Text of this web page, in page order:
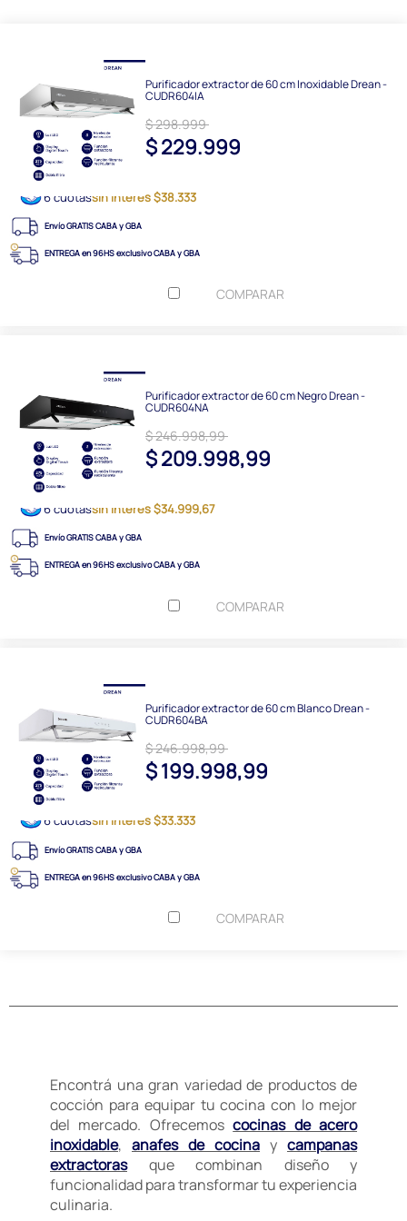
Purificador extractor de 60 cm Inoxidable Drean -
CUDR604IA
$ 298.999
$ 229.999
6 cuotassin interés $38.333
Envío GRATIS CABA y GBA
ENTREGA en 96HS exclusivo CABA y GBA
COMPARAR
Purificador extractor de 60 cm Negro Drean -
CUDR604NA
$ 246.998,99
$ 209.998,99
6 cuotassin interés $34.999,67
Envío GRATIS CABA y GBA
ENTREGA en 96HS exclusivo CABA y GBA
COMPARAR
Purificador extractor de 60 cm Blanco Drean -
CUDR604BA
$ 246.998,99
$ 199.998,99
6 cuotassin interés $33.333
Envío GRATIS CABA y GBA
ENTREGA en 96HS exclusivo CABA y GBA
COMPARAR
Encontrá una gran variedad de productos de
cocción para equipar tu cocina con lo mejor
del mercado. Ofrecemoscocinas de acero
inoxidable, anafes de cocina y campanas
extractorasque combinan diseño y
funcionalidad para transformar tu experiencia
culinaria.